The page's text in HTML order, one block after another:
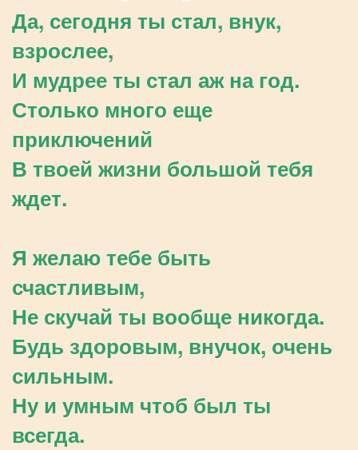
Да, сегодня ты стал, внук,
взрослее,
И мудрее ты стал аж на год.
Столько много еще
приключений
В твоей жизни большой тебя
ждет.
Я желаю тебе быть
счастливым,
Не скучай ты вообще никогда.
Будь здоровым, внучок, очень
сильным.
Ну и умным чтоб был ты
всегда.